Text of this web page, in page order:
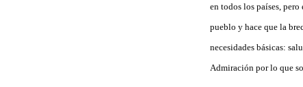
en todos los países,
pueblo y hace que la
necesidades básicas:
Admiración por lo que